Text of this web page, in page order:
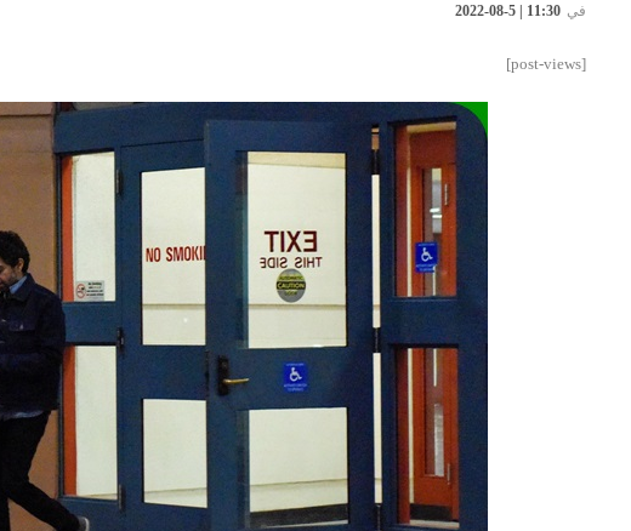
في 11:30 | 5-08-2022
[post-views]